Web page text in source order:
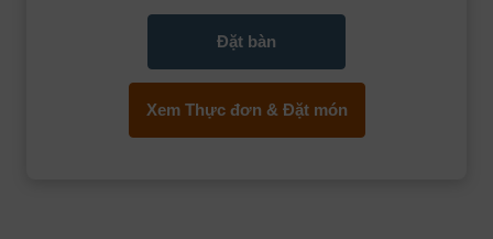
Đặt bàn
Xem Thực đơn & Đặt món